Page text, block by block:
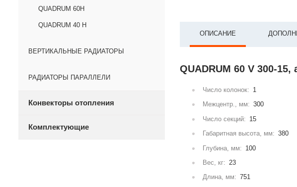
QUADRUM 60H
QUADRUM 40 H
ВЕРТИКАЛЬНЫЕ РАДИАТОРЫ
РАДИАТОРЫ ПАРАЛЛЕЛИ
Конвекторы отопления
Комплектующие
ОПИСАНИЕ
QUADRUM 60 V 300-15,
Число колонок: 1
Межцентр., мм: 300
Число секций: 15
Габаритная высота, мм: 380
Глубина, мм: 100
Вес, кг: 23
Длина, мм: 751